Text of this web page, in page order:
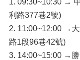
1. 09:30~10:30 →
利路377巷2號)
2. 11:00~12:00 →
路1段96巷42號)
3. 14:00~15:00 →